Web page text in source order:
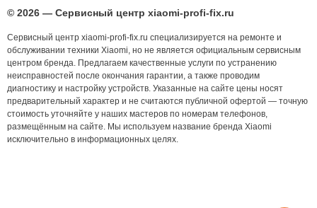
© 2026 — Сервисный центр xiaomi-profi-fix.ru
Сервисный центр xiaomi-profi-fix.ru специализируется на ремонте и
обслуживании техники Xiaomi, но не является официальным сервисным
центром бренда. Предлагаем качественные услуги по устранению
неисправностей после окончания гарантии, а также проводим
диагностику и настройку устройств. Указанные на сайте цены носят
предварительный характер и не считаются публичной офертой — точную
стоимость уточняйте у наших мастеров по номерам телефонов,
размещённым на сайте. Мы используем название бренда Xiaomi
исключительно в информационных целях.